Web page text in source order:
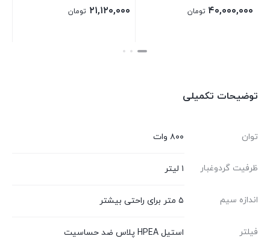
۲۱,۱۲۰,۰۰۰ ۱۳,۶۰۰,۰۰۰
توضیحات تکمیلی
توان ۸۰۰ وات
ظرفیت گردوغبار ۱ لیتر
اندازه سیم ۵ متر برای راحتی بیشتر
فیلتر استیل HPEA پلاس ضد حساسیت